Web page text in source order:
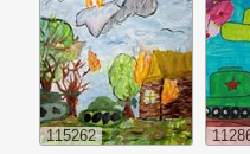
115262